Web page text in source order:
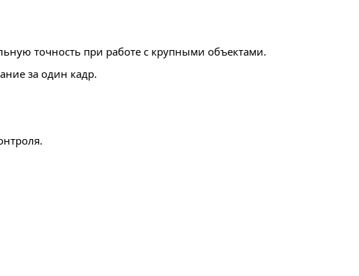
точность при работе с крупными объектами.
за один кадр.